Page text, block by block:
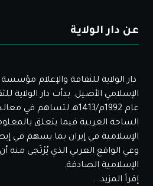
عن دار الولاية
دار الولاية للثقافة والإعلام
الإسلامي الأصيل. بدأت دار الولاية
عام 1992م/1413هـ لتساهم
الساحة العربية فيما يتعلق
الإسلامية في إيران بما يسهم في
وعي الواقع العربي الذي يُرْتَجى منه
الإسلامية الصادقة.
إقرأ المزيد...